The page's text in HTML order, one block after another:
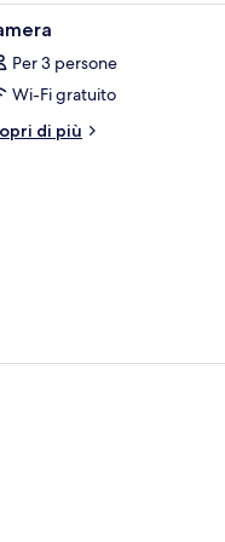
gratuito, lenzuola
6
Per 3 persone
Wi-Fi gratuito
di più